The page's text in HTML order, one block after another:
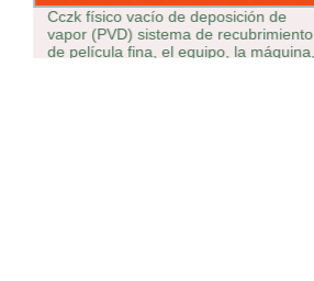
Cczk físico vacío de deposición de
vapor (PVD) sistema de recubrimiento
de película fina, el equipo, la máquina,